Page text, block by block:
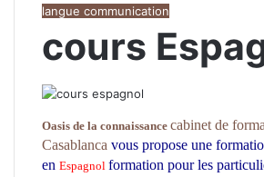
langue communication
cours
Oasis de la connaissance cabinet de
Casablanca vous propose une
en Espagnol formation pour les